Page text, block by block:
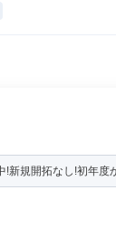
!新規開拓なし!初年度